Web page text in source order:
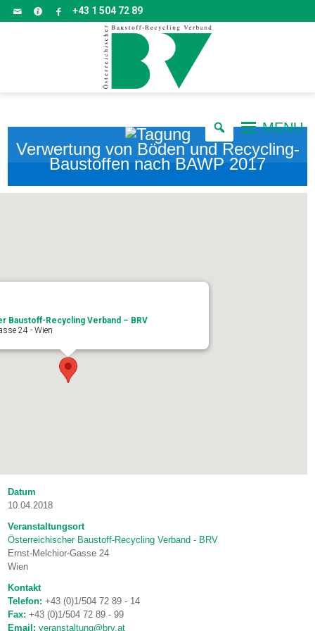
+43 1 504 72 89
MENU
Verwertung von Böden und Recycling-
Baustoffen nach BAWP 2017
Baustoff-Recycling Verband – BRV
24 - Wien
Datum
10.04.2018
Veranstaltungsort
Österreichischer Baustoff-Recycling Verband - BRV
Ernst-Melchior-Gasse 24
Wien
Kontakt
Telefon:+43 (0)1/504 72 89 - 14
Fax:+43 (0)1/504 72 89 - 99
Email: veranstaltung@brv.at